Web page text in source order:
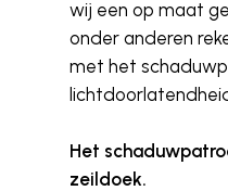
wij een op maat
onder anderen
met het
Het
zeildoek.